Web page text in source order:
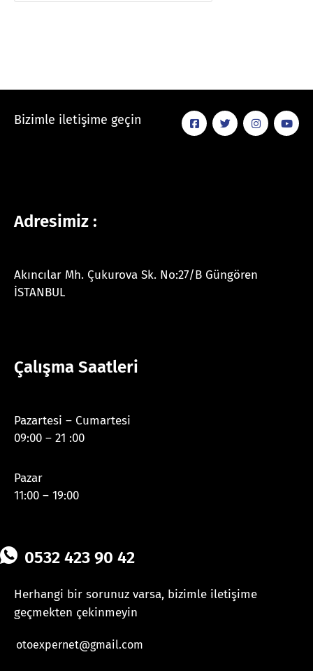
Bizimle iletişime geçin
Adresimiz :
Akıncılar Mh. Çukurova Sk. No:27/B Güngören
İSTANBUL
Çalışma Saatleri
Pazartesi – Cumartesi
09:00 – 21 :00
Pazar
11:00 – 19:00
0532 423 90 42
Herhangi bir sorunuz varsa, bizimle iletişime
geçmekten çekinmeyin
otoexpernet@gmail.com